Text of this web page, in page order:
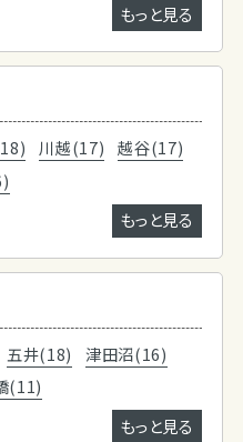
もっと見る
川越(17)
越谷(17)
もっと見る
五井(18)
津田沼(16)
(11)
もっと見る